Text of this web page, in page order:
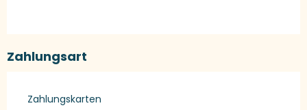
Zahlungsart
Zahlungskarten